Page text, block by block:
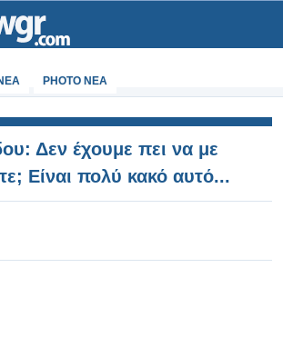
PHOTO NEA
Δεν έχουμε πει να με
Είναι πολύ κακό αυτό...